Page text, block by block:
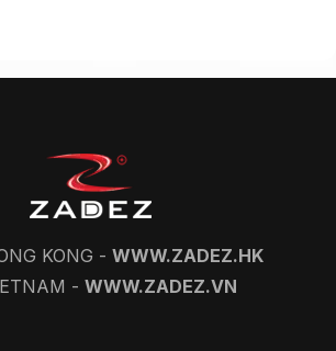
KONG - WWW.ZADEZ.HK
- WWW.ZADEZ.VN